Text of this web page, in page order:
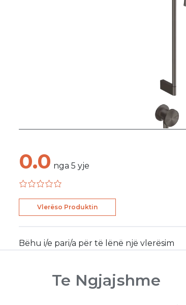
0.0 nga 5 yje
Vlerëso Produktin
Bëhu i/e pari/a për të lënë një vlerësim
Te Ngjajshme